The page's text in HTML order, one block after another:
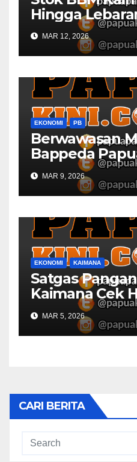
Hingga
MAR 12, 2026
EKONOMI PB
Berwawasan
Bappeda
Konsultasi
MAR 9, 2026
EKONOMI KAIMANA
Satgas
Kaimana Cek
Bapok di Pasar
MAR 5, 2026
CARI BERITA